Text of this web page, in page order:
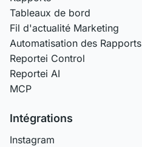
Tableaux de bord
Fil d'actualité Marketing
Automatisation des Rapports
Reportei Control
Reportei AI
MCP
Intégrations
Instagram